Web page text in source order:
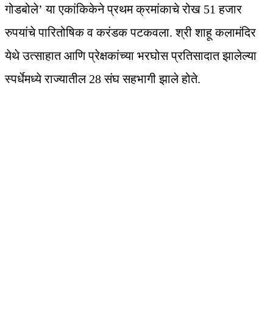
गोडबोले’ या एकांकिकेने प्रथम क्रमांकाचे रोख 51 हजार
रुपयांचे पारितोषिक व करंडक पटकवला. श्री शाहू कलामंदिर
येथे उत्साहात आणि प्रेक्षकांच्या भरघोस प्रतिसादात झालेल्या
स्पर्धेमध्ये राज्यातील 28 संघ सहभागी झाले होते.